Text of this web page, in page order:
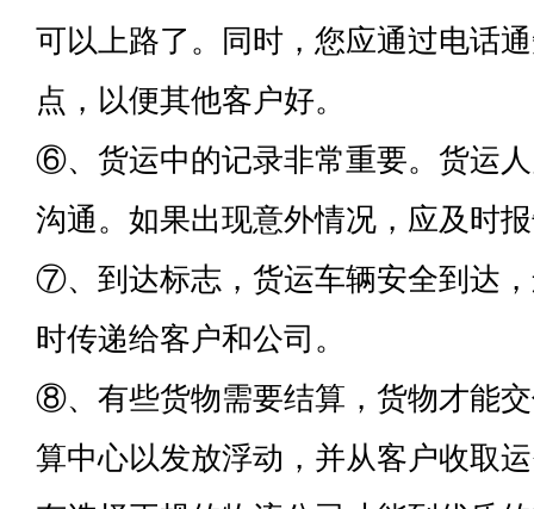
可以上路了。同时，您应通过电话
点，以便其他客户好。
⑥、货运中的记录非常重要。货运
沟通。如果出现意外情况，应及时
⑦、到达标志，货运车辆安全到达
时传递给客户和公司。
⑧、有些货物需要结算，货物才能
算中心以发放浮动，并从客户收取